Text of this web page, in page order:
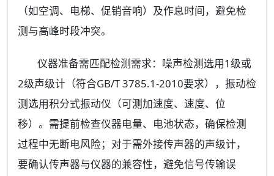
（如空调、电梯、促销音响）及作息时间，避免检
测与高峰时段冲突。
仪器准备需匹配检测需求：噪声检测选用1级或
2级声级计（符合GB/T 3785.1-2010要求），振动检
测选用积分式振动仪（可测加速度、速度、位
移）。需提前检查仪器电量、电池状态，确保检测
过程中无断电风险；对于需外接传声器的声级计，
要确认传声器与仪器的兼容性，避免信号传输误